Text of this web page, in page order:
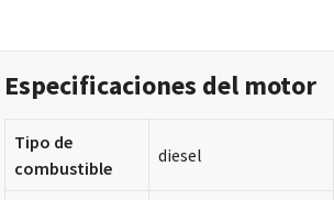
Especificaciones del motor
Tipo de
combustible
diesel